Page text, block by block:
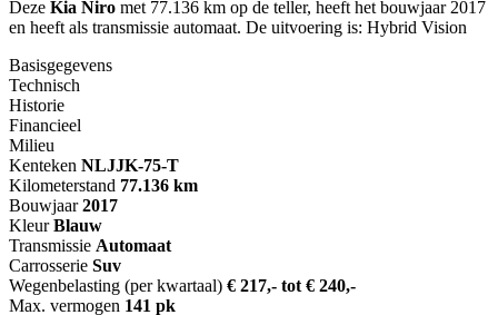
Deze Kia Niro met 77.136 km op de teller, heeft het bouwjaar 2017
en heeft als transmissie automaat. De uitvoering is: Hybrid Vision
Basisgegevens
Technisch
Historie
Financieel
Milieu
Kenteken NLJJK-75-T
Kilometerstand 77.136 km
Bouwjaar 2017
Kleur Blauw
Transmissie Automaat
Carrosserie Suv
Wegenbelasting (per kwartaal) € 217,- tot € 240,-
Max. vermogen 141 pk